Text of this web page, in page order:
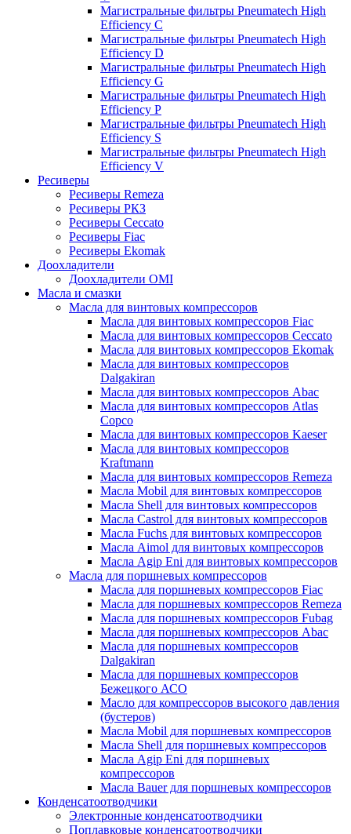
Магистральные фильтры Pneumatech High
Efficiency C
Магистральные фильтры Pneumatech High
Efficiency D
Магистральные фильтры Pneumatech High
Efficiency G
Магистральные фильтры Pneumatech High
Efficiency P
Магистральные фильтры Pneumatech High
Efficiency S
Магистральные фильтры Pneumatech High
Efficiency V
Ресиверы
Ресиверы Remeza
Ресиверы РКЗ
Ресиверы Ceccato
Ресиверы Fiac
Ресиверы Ekomak
Доохладители
Доохладители OMI
Масла и смазки
Масла для винтовых компрессоров
Масла для винтовых компрессоров Fiac
Масла для винтовых компрессоров Ceccato
Масла для винтовых компрессоров Ekomak
Масла для винтовых компрессоров
Dalgakiran
Масла для винтовых компрессоров Abac
Масла для винтовых компрессоров Atlas
Copco
Масла для винтовых компрессоров Kaeser
Масла для винтовых компрессоров
Kraftmann
Масла для винтовых компрессоров Remeza
Масла Mobil для винтовых компрессоров
Масла Shell для винтовых компрессоров
Масла Castrol для винтовых компрессоров
Масла Fuchs для винтовых компрессоров
Масла Aimol для винтовых компрессоров
Масла Agip Eni для винтовых компрессоров
Масла для поршневых компрессоров
Масла для поршневых компрессоров Fiac
Масла для поршневых компрессоров Remeza
Масла для поршневых компрессоров Fubag
Масла для поршневых компрессоров Abac
Масла для поршневых компрессоров
Dalgakiran
Масла для поршневых компрессоров
Бежецкого АСО
Масло для компрессоров высокого давления
(бустеров)
Масла Mobil для поршневых компрессоров
Масла Shell для поршневых компрессоров
Масла Agip Eni для поршневых
компрессоров
Масла Bauer для поршневых компрессоров
Конденсатоотводчики
Электронные конденсатоотводчики
Поплавковые конденсатоотводчики